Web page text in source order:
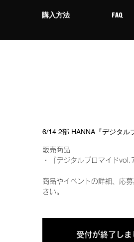
購入方法 FAQ
6/14 2部 HANNA『デジタル
販売商品
・『デジタルブロマイド
商品やイベントの詳細、応
さい。
受付が終了しま